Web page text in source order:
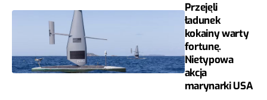
Przejęli
ładunek
kokainy warty
fortunę.
Nietypowa
akcja
marynarki USA